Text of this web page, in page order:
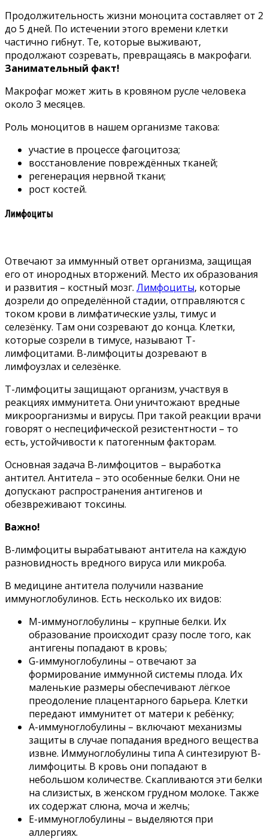
Продолжительность жизни моноцита составляет от 2
до 5 дней. По истечении этого времени клетки
частично гибнут. Те, которые выживают,
продолжают созревать, превращаясь в макрофаги.
Занимательный факт!
Макрофаг может жить в кровяном русле человека
около 3 месяцев.
Роль моноцитов в нашем организме такова:
участие в процессе фагоцитоза;
восстановление повреждённых тканей;
регенерация нервной ткани;
рост костей.
Лимфоциты
Отвечают за иммунный ответ организма, защищая
его от инородных вторжений. Место их образования
и развития – костный мозг. Лимфоциты, которые
дозрели до определённой стадии, отправляются с
током крови в лимфатические узлы, тимус и
селезёнку. Там они созревают до конца. Клетки,
которые созрели в тимусе, называют Т-
лимфоцитами. В-лимфоциты дозревают в
лимфоузлах и селезёнке.
Т-лимфоциты защищают организм, участвуя в
реакциях иммунитета. Они уничтожают вредные
микроорганизмы и вирусы. При такой реакции врачи
говорят о неспецифической резистентности – то
есть, устойчивости к патогенным факторам.
Основная задача В-лимфоцитов – выработка
антител. Антитела – это особенные белки. Они не
допускают распространения антигенов и
обезвреживают токсины.
Важно!
В-лимфоциты вырабатывают антитела на каждую
разновидность вредного вируса или микроба.
В медицине антитела получили название
иммуноглобулинов. Есть несколько их видов:
М-иммуноглобулины – крупные белки. Их
образование происходит сразу после того, как
антигены попадают в кровь;
G-иммуноглобулины – отвечают за
формирование иммунной системы плода. Их
маленькие размеры обеспечивают лёгкое
преодоление плацентарного барьера. Клетки
передают иммунитет от матери к ребёнку;
А-иммуноглобулины – включают механизмы
защиты в случае попадания вредного вещества
извне. Иммуноглобулины типа А синтезируют В-
лимфоциты. В кровь они попадают в
небольшом количестве. Скапливаются эти белки
на слизистых, в женском грудном молоке. Также
их содержат слюна, моча и желчь;
Е-иммуноглобулины – выделяются при
аллергиях.